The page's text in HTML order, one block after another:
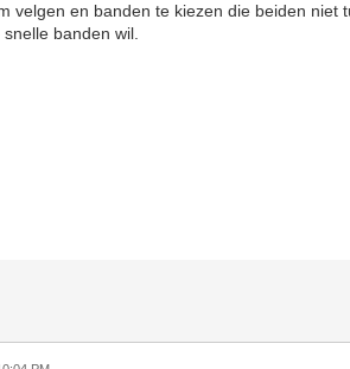
velgen en banden te kiezen die beiden niet
banden wil.